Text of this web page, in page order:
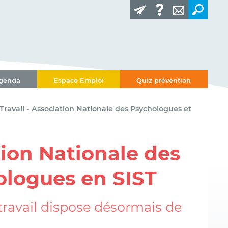
Espace Emploi Quiz prévention
- Association Nationale des Psychologues et
Nationale des
en SIST
dispose désormais de